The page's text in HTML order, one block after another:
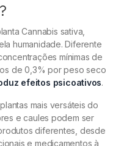
Cannabis sativa
humanidade. Diferente
mínimas de
de 0,3% por peso seco
efeitos psicoativos.
mais versáteis do
e caules podem ser
diferentes, desde
e medicamentos à